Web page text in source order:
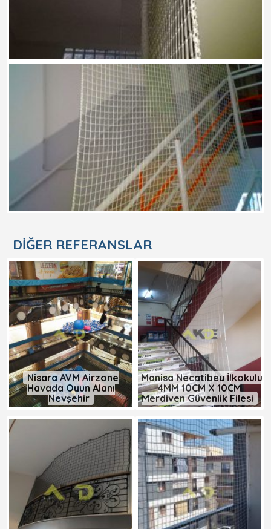
DIĞER REFERANSLAR
Nisara AVM Airzone
Havada Oyun Alanı
Nevşehir
Manisa Necatibey İlkokulu
4MM 10CM X 10CM
Merdiven Güvenlik Filesi